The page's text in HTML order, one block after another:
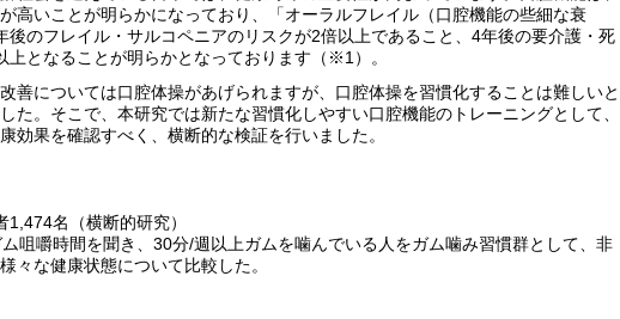
高いことが明らかになっており、「オーラルフレイル（口腔機能の些細な衰
後のフレイル・サルコペニアのリスクが2倍以上であること、4年後の要介護・死
上となることが明らかとなっております（※1）。
善については口腔体操があげられますが、口腔体操を習慣化することは難しいと
た。そこで、本研究では新たな習慣化しやすい口腔機能のトレーニングとして、
効果を確認すべく、横断的な検証を行いました。
名（横断的研究）
咀嚼時間を聞き、30分/週以上ガムを噛んでいる人をガム噛み習慣群として、非
々な健康状態について比較した。